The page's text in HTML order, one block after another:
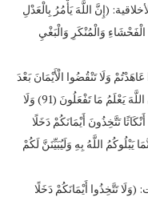
(إِنَّ اللَّهَ يَأْمُرُ بِالْعَدْلِ
وَالْمُنْكَرِ وَالْبَغْيِ
وَلَا تَنْقُضُوا الْأَيْمَانَ بَعْدَ
تَوْكِيدِهَا وَقَدْ جَعَلْتُمُ اللَّهَ عَلَيْكُمْ كَفِيلًا إِنَّ اللَّهَ يَعْلَمُ مَا تَفْعَلُونَ (91) وَلَا
تَتَّخِذُونَ أَيْمَانَكُمْ دَخَلًا
اللَّهُ بِهِ وَلَيُبَيِّنَنَّ لَكُمْ
تَتَّخِذُوا أَيْمَانَكُمْ دَخَلًا